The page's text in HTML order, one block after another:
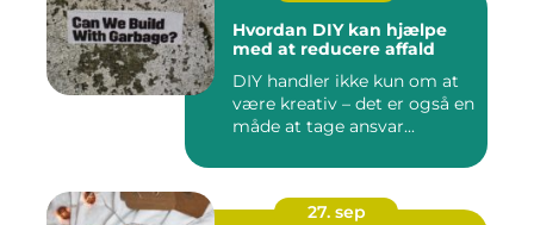
Hvordan DIY kan hjælpe
med at reducere affald
DIY handler ikke kun om at
være kreativ – det er også en
måde at tage ansvar...
27. sep